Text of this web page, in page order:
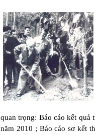
quan trọng: Báo cáo kết quả
năm 2010 ; Báo cáo sơ kết